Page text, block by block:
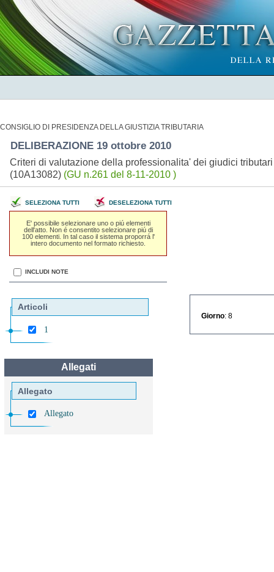
CONSIGLIO DI PRESIDENZA DELLA GIUSTIZIA TRIBUTARIA
DELIBERAZIONE 19 ottobre 2010
Criteri di valutazione della professionalita' dei giudici
(10A13082) (GU n.261 del 8-11-2010 )
SELEZIONA TUTTI DESELEZIONA TUTTI
E' possibile selezionare uno o piú elementi
dell'atto. Non é consentito selezionare piú di
100 elementi. In tal caso il sistema proporrá l'
intero documento nel formato richiesto.
INCLUDI NOTE
Articoli
1
Allegati
Allegato
Allegato
Giorno : 8